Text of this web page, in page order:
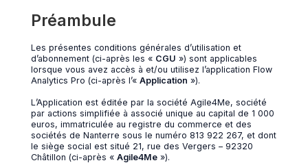
Préambule
Les présentes conditions générales d’utilisation et
d’abonnement (ci-après les « CGU ») sont applicables
lorsque vous avez accès à et/ou utilisez l’application Flow
Analytics Pro (ci-après l’« Application »).
L’Application est éditée par la société Agile4Me, société
par actions simplifiée à associé unique au capital de 1 000
euros, immatriculée au registre du commerce et des
sociétés de Nanterre sous le numéro 813 922 267, et dont
le siège social est situé 21, rue des Vergers – 92320
Châtillon (ci-après « Agile4Me»).